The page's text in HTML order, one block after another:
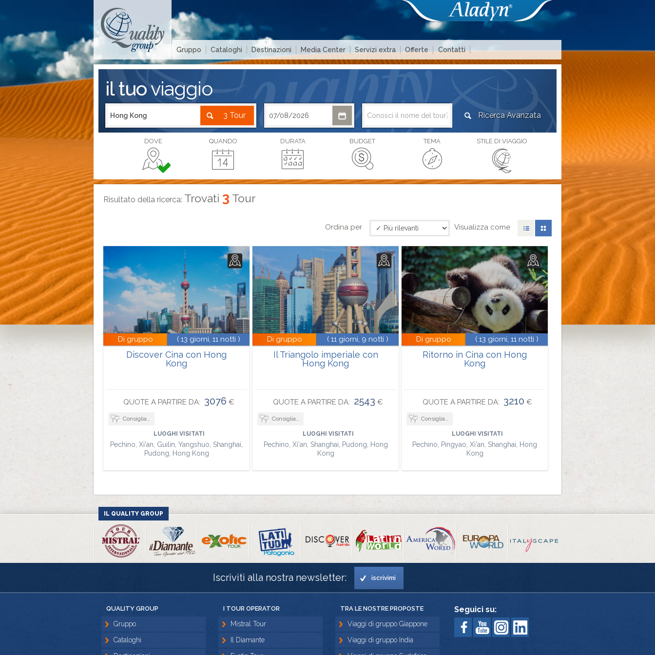
Gruppo Cataloghi Destinazioni Media Center Servizi extra Offerte Contatti
Area agenzie di viaggio
il tuoviaggio
DOVE QUANDO DURATA BUDGET TEMA STILE DI VIAGGIO
Risultato della ricerca: Trovati 3 Tour
Ordina per Visualizza come
Di gruppo ( 13 giorni, 11 notti )
Discover Cina con Hong
Kong
QUOTE A PARTIRE DA: 3076 €
Consigliato per viaggi di nozze
LUOGHI VISITATI
Pechino, Xi'an, Guilin, Yangshuo, Shanghai,
Pudong, Hong Kong
Di gruppo ( 11 giorni, 9 notti )
Il Triangolo imperiale con
Hong Kong
QUOTE A PARTIRE DA: 2543 €
Consigliato per viaggi di nozze
LUOGHI VISITATI
Pechino, Xi'an, Shanghai, Pudong, Hong
Kong
Di gruppo ( 13 giorni, 11 notti )
Ritorno in Cina con Hong
Kong
QUOTE A PARTIRE DA: 3210 €
Consigliato per viaggi di nozze
LUOGHI VISITATI
Pechino, Pingyao, Xi'an, Shanghai, Hong
Kong
IL QUALITY GROUP
Iscriviti alla nostra newsletter: iscrivimi
QUALITY GROUP
Gruppo
Cataloghi
I TOUR OPERATOR
Mistral Tour
Il Diamante
TRA LE NOSTRE PROPOSTE
Viaggi di gruppo Giappone
Viaggi di gruppo India
Seguici su: